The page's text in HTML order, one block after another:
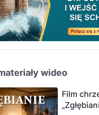
wideo
Film